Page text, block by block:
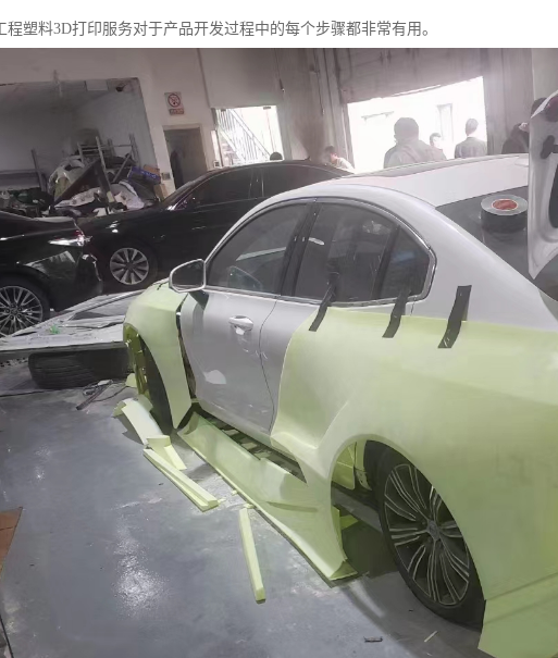
程塑料3D打印服务对于产品开发过程中的每个步骤都非常有用。